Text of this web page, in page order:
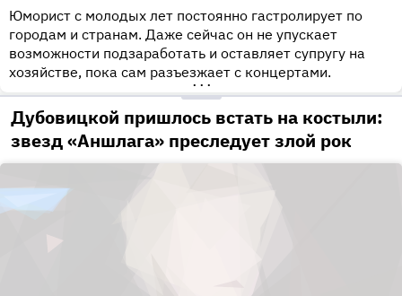
Юморист с молодых лет постоянно гастролирует по
городам и странам. Даже сейчас он не упускает
возможности подзаработать и оставляет супругу на
хозяйстве, пока сам разъезжает с концертами.
•••
Дубовицкой пришлось встать на костыли:
звезд «Аншлага» преследует злой рок